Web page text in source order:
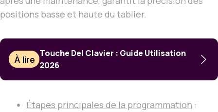
positions basse et haute du tablier.
À lire
Touche Del Clavier : Guide Utilisation
2026
Étapes principales de la programmation :